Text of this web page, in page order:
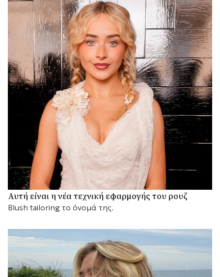
Αυτή είναι η νέα τεχνική εφαρμογής του ρουζ
Blush tailoring το όνομά της.